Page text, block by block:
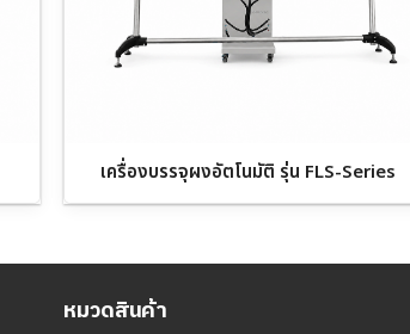
เครื่องบรรจุผงอัตโนมัติ รุ่น FLS-Series
หมวดสินค้า